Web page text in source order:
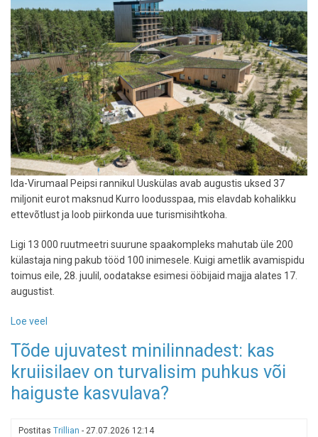
pehmes
voodis
Ida-Virumaal Peipsi rannikul Uuskülas avab augustis uksed 37
miljonit eurot maksnud Kurro loodusspaa, mis elavdab kohalikku
ettevõtlust ja loob piirkonda uue turismisihtkoha.
Ligi 13 000 ruutmeetri suurune spaakompleks mahutab üle 200
külastaja ning pakub tööd 100 inimesele. Kuigi ametlik avamispidu
toimus eile, 28. juulil, oodatakse esimesi ööbijaid majja alates 17.
augustist.
Loe veel
rannikul
avab
uksed
Kurro
Tõde ujuvatest minilinnadest: kas
kruiisilaev on turvalisim puhkus või
haiguste kasvulava?
Postitas Trillian - 27.07.2026 12:14